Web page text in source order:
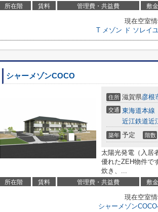
所在階 賃料 管理費・共益費 敷金
現在空室情
T メゾン ド ソレイ
シャーメゾンCOCO
住所 滋賀県彦根
交通 東海道本線
近江鉄道近
築年 予定 階数
太陽光発電（入居
優れたZEH物件で
炊き、...
所在階 賃料 管理費・共益費 敷金
現在空室情
シャーメゾン